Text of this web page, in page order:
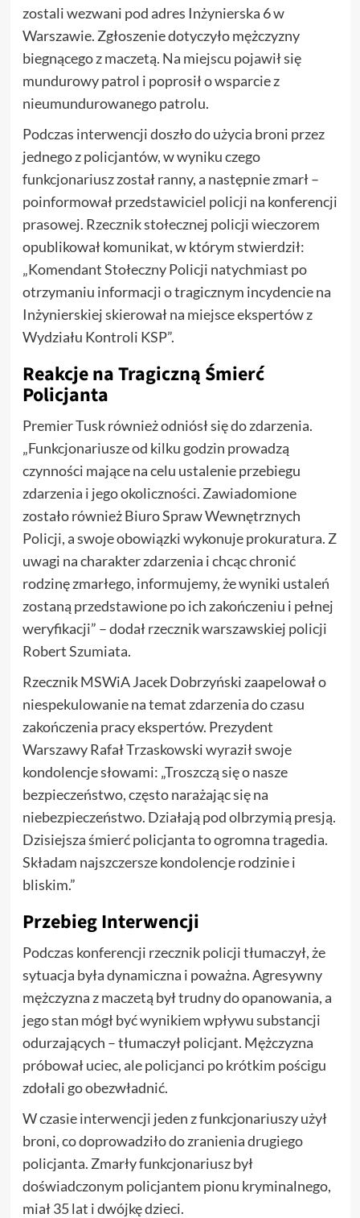
zostali wezwani pod adres Inżynierska 6 w
Warszawie. Zgłoszenie dotyczyło mężczyzny
biegnącego z maczetą. Na miejscu pojawił się
mundurowy patrol i poprosił o wsparcie z
nieumundurowanego patrolu.
Podczas interwencji doszło do użycia broni przez
jednego z policjantów, w wyniku czego
funkcjonariusz został ranny, a następnie zmarł –
poinformował przedstawiciel policji na konferencji
prasowej. Rzecznik stołecznej policji wieczorem
opublikował komunikat, w którym stwierdził:
„Komendant Stołeczny Policji natychmiast po
otrzymaniu informacji o tragicznym incydencie na
Inżynierskiej skierował na miejsce ekspertów z
Wydziału Kontroli KSP”.
Reakcje na Tragiczną Śmierć
Policjanta
Premier Tusk również odniósł się do zdarzenia.
„Funkcjonariusze od kilku godzin prowadzą
czynności mające na celu ustalenie przebiegu
zdarzenia i jego okoliczności. Zawiadomione
zostało również Biuro Spraw Wewnętrznych
Policji, a swoje obowiązki wykonuje prokuratura. Z
uwagi na charakter zdarzenia i chcąc chronić
rodzinę zmarłego, informujemy, że wyniki ustaleń
zostaną przedstawione po ich zakończeniu i pełnej
weryfikacji” – dodał rzecznik warszawskiej policji
Robert Szumiata.
Rzecznik MSWiA Jacek Dobrzyński zaapelował o
niespekulowanie na temat zdarzenia do czasu
zakończenia pracy ekspertów. Prezydent
Warszawy Rafał Trzaskowski wyraził swoje
kondolencje słowami: „Troszczą się o nasze
bezpieczeństwo, często narażając się na
niebezpieczeństwo. Działają pod olbrzymią presją.
Dzisiejsza śmierć policjanta to ogromna tragedia.
Składam najszczersze kondolencje rodzinie i
bliskim.”
Przebieg Interwencji
Podczas konferencji rzecznik policji tłumaczył, że
sytuacja była dynamiczna i poważna. Agresywny
mężczyzna z maczetą był trudny do opanowania, a
jego stan mógł być wynikiem wpływu substancji
odurzających – tłumaczył policjant. Mężczyzna
próbował uciec, ale policjanci po krótkim pościgu
zdołali go obezwładnić.
W czasie interwencji jeden z funkcjonariuszy użył
broni, co doprowadziło do zranienia drugiego
policjanta. Zmarły funkcjonariusz był
doświadczonym policjantem pionu kryminalnego,
miał 35 lat i dwójkę dzieci.